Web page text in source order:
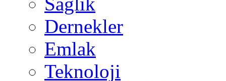
Dernekler
Emlak
Teknoloji